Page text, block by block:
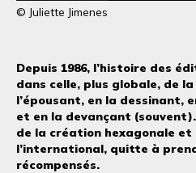
© Juliette Jimenes
Depuis 1986, l’histoire des
dans celle, plus globale, de
l’épousant, en la
et en la devançant
de la création hexagonale
l’international, quitte à
récompensés.